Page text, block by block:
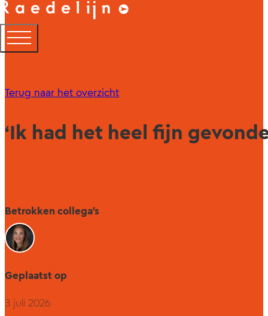
Terug naar het overzicht
‘Ik had het heel fijn
Betrokken collega's
Geplaatst op
3 juli 2026